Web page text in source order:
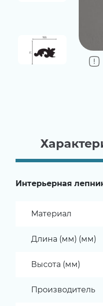
Интерьерная
Материал
Длина (мм) (мм)
Высота (мм)
Производитель